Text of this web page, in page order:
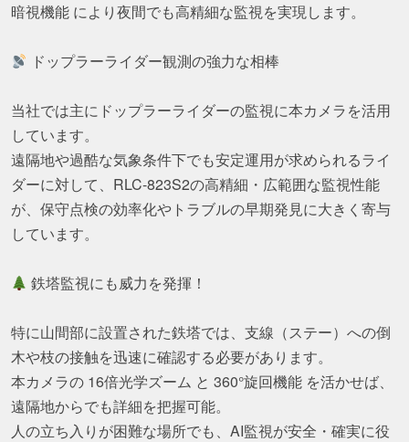
暗視機能 により夜間でも高精細な監視を実現します。
ドップラーライダー観測の強力な相棒
当社では主にドップラーライダーの監視に本カメラを活用
しています。
遠隔地や過酷な気象条件下でも安定運用が求められるライ
ダーに対して、RLC-823S2の高精細・広範囲な監視性能
が、保守点検の効率化やトラブルの早期発見に大きく寄与
しています。
鉄塔監視にも威力を発揮！
特に山間部に設置された鉄塔では、支線（ステー）への倒
木や枝の接触を迅速に確認する必要があります。
本カメラの 16倍光学ズーム と 360°旋回機能 を活かせば、
遠隔地からでも詳細を把握可能。
人の立ち入りが困難な場所でも、AI監視が安全・確実に役